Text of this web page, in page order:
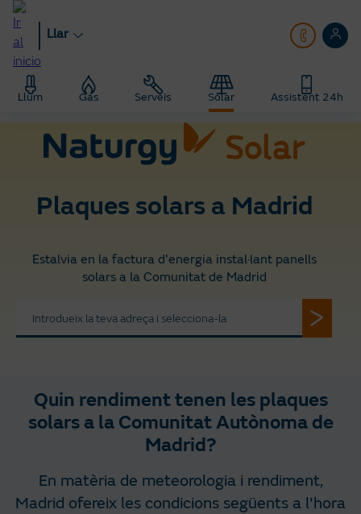
Anar
contingut
principal
Llar
Llum Gas Serveis Solar Assistent 24h
Llar
Plaques solars a prop meu
Plaques solars a Madrid
Plaques solars a Madrid
Estalvia en la factura d'energia instal·lant panells
solars a la Comunitat de Madrid
Introdueix la teva adreça i selecciona-la
Quin rendiment tenen les plaques
solars a la Comunitat Autònoma de
Madrid?
En matèria de meteorologia i rendiment,
Madrid ofereix les condicions següents a l'hora